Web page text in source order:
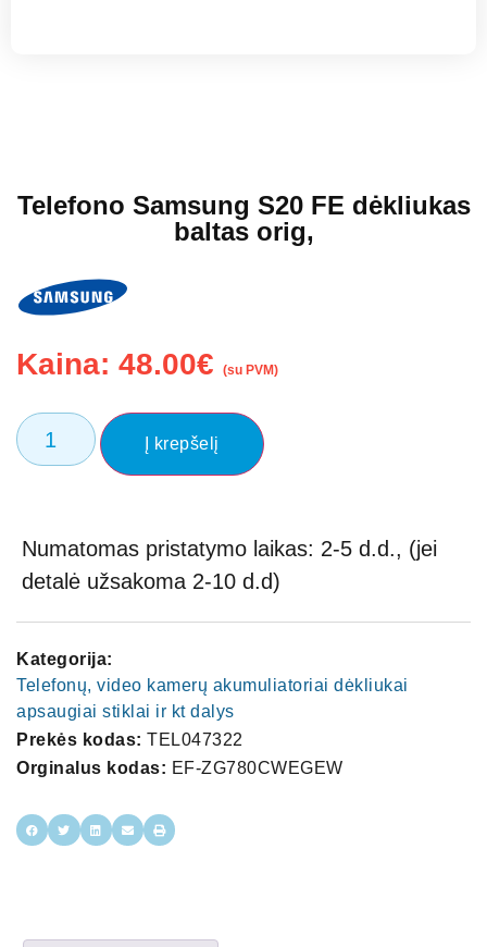
Telefono Samsung S20 FE dėkliukas
baltas orig,
Kaina: 48.00€ (su PVM)
Į krepšelį
Numatomas pristatymo laikas: 2-5 d.d., (jei
detalė užsakoma 2-10 d.d)
Kategorija:
Telefonų, video kamerų akumuliatoriai dėkliukai
apsaugiai stiklai ir kt dalys
Prekės kodas: TEL047322
Orginalus kodas: EF-ZG780CWEGEW